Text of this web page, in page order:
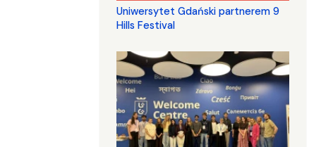
Uniwersytet Gdański partnerem 9
Hills Festival